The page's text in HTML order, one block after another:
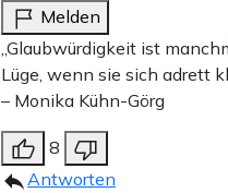
Melden
„Glaubwürdigkeit ist
Lüge, wenn sie sich adrett
– Monika Kühn-Görg
8
Antworten